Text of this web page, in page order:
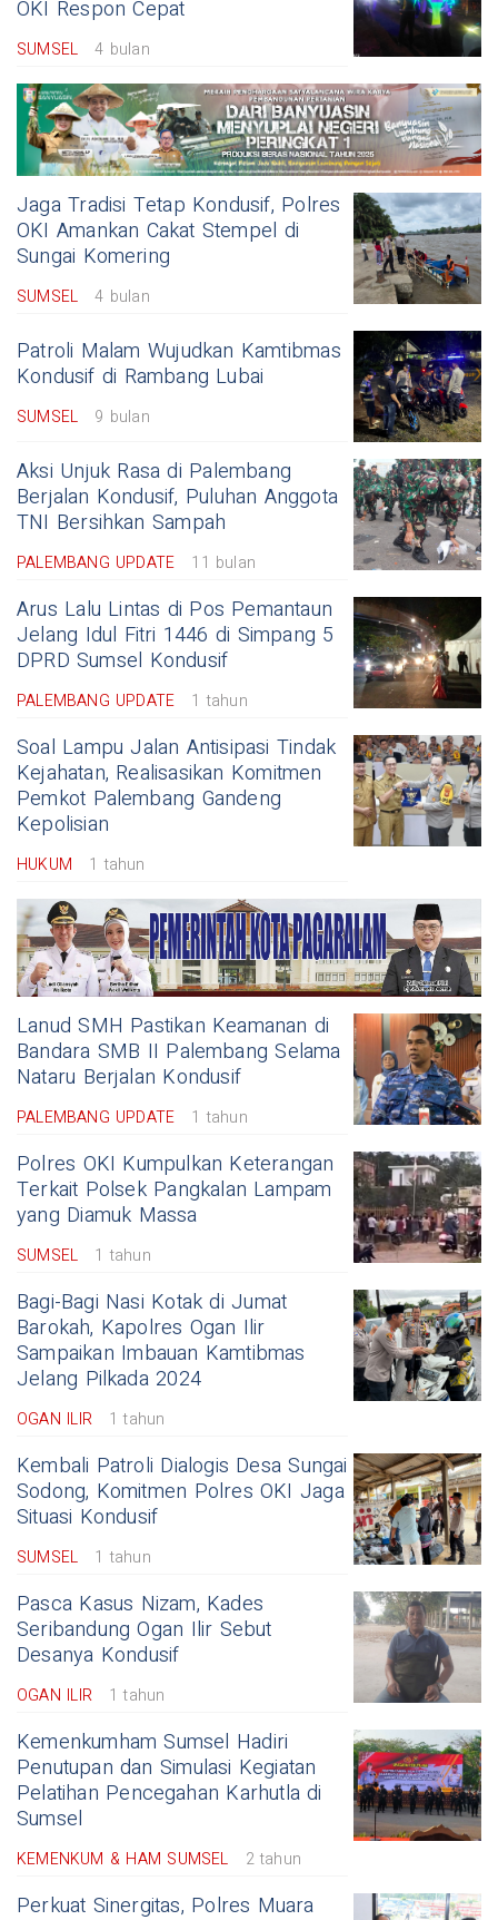
OKI Respon Cepat
SUMSEL 4 bulan
Jaga Tradisi Tetap Kondusif, Polres
OKI Amankan Cakat Stempel di
Sungai Komering
SUMSEL 4 bulan
Patroli Malam Wujudkan Kamtibmas
Kondusif di Rambang Lubai
SUMSEL 9 bulan
Aksi Unjuk Rasa di Palembang
Berjalan Kondusif, Puluhan Anggota
TNI Bersihkan Sampah
PALEMBANG UPDATE 11 bulan
Arus Lalu Lintas di Pos Pemantaun
Jelang Idul Fitri 1446 di Simpang 5
DPRD Sumsel Kondusif
PALEMBANG UPDATE 1 tahun
Soal Lampu Jalan Antisipasi Tindak
Kejahatan, Realisasikan Komitmen
Pemkot Palembang Gandeng
Kepolisian
HUKUM 1 tahun
Lanud SMH Pastikan Keamanan di
Bandara SMB II Palembang Selama
Nataru Berjalan Kondusif
PALEMBANG UPDATE 1 tahun
Polres OKI Kumpulkan Keterangan
Terkait Polsek Pangkalan Lampam
yang Diamuk Massa
SUMSEL 1 tahun
Bagi-Bagi Nasi Kotak di Jumat
Barokah, Kapolres Ogan Ilir
Sampaikan Imbauan Kamtibmas
Jelang Pilkada 2024
OGAN ILIR 1 tahun
Kembali Patroli Dialogis Desa Sungai
Sodong, Komitmen Polres OKI Jaga
Situasi Kondusif
SUMSEL 1 tahun
Pasca Kasus Nizam, Kades
Seribandung Ogan Ilir Sebut
Desanya Kondusif
OGAN ILIR 1 tahun
Kemenkumham Sumsel Hadiri
Penutupan dan Simulasi Kegiatan
Pelatihan Pencegahan Karhutla di
Sumsel
KEMENKUM & HAM SUMSEL 2 tahun
Perkuat Sinergitas, Polres Muara